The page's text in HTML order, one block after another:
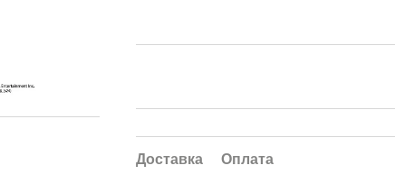
Доставка Оплата